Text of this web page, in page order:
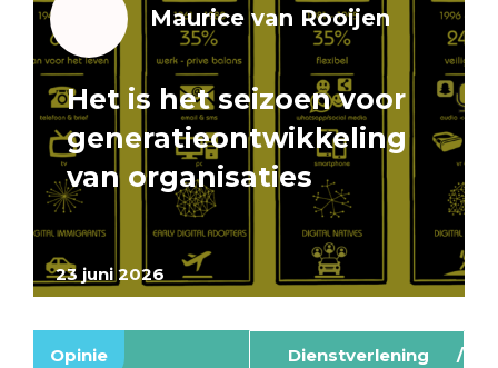
23 juni 2026
Maurice van Rooijen
Het is het seizoen voor
generatieontwikkeling
van organisaties
Opinie Dienstverlening